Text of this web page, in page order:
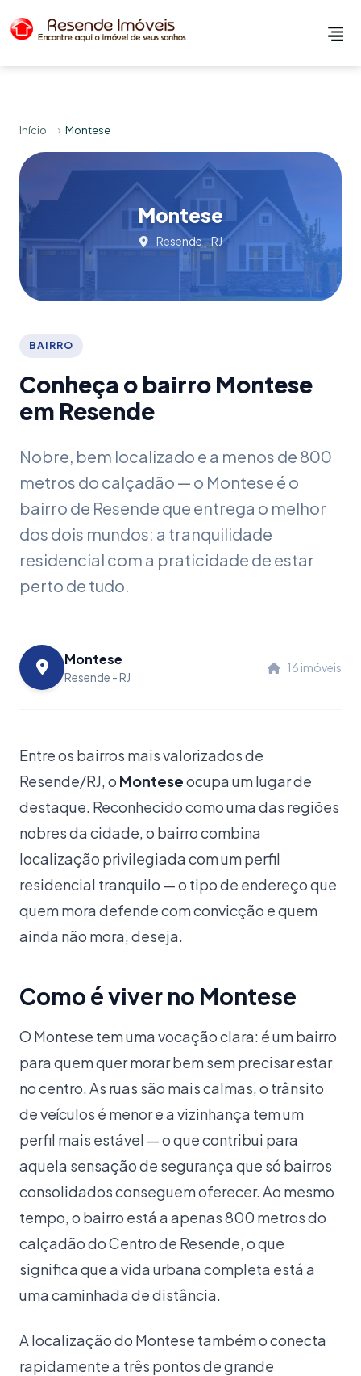
Início Montese
Montese
Resende - RJ
BAIRRO
Conheça o bairro Montese
em Resende
Nobre, bem localizado e a menos de 800
metros do calçadão — o Montese é o
bairro de Resende que entrega o melhor
dos dois mundos: a tranquilidade
residencial com a praticidade de estar
perto de tudo.
Montese
Resende - RJ
16 imóveis
Entre os bairros mais valorizados de
Resende/RJ, o Monteseocupa um lugar de
destaque. Reconhecido como uma das regiões
nobres da cidade, o bairro combina
localização privilegiada com um perfil
residencial tranquilo — o tipo de endereço que
quem mora defende com convicção e quem
ainda não mora, deseja.
Como é viver no Montese
O Montese tem uma vocação clara: é um bairro
para quem quer morar bem sem precisar estar
no centro. As ruas são mais calmas, o trânsito
de veículos é menor e a vizinhança tem um
perfil mais estável — o que contribui para
aquela sensação de segurança que só bairros
consolidados conseguem oferecer. Ao mesmo
tempo, o bairro está a apenas 800 metros do
calçadão do Centro de Resende, o que
significa que a vida urbana completa está a
uma caminhada de distância.
A localização do Montese também o conecta
rapidamente a três pontos de grande